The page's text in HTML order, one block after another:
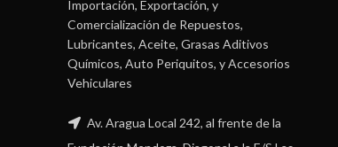
Importación, Exportación, y
Comercialización de Repuestos,
Lubricantes, Aceite, Grasas Aditivos
Químicos, Auto Periquitos, y Accesorios
Vehiculares
Av. Aragua Local 242, al frente de la